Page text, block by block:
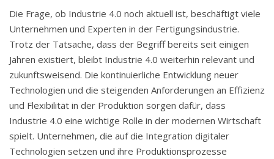
Die Frage, ob Industrie 4.0 noch aktuell ist, beschäftigt viele
Unternehmen und Experten in der Fertigungsindustrie.
Trotz der Tatsache, dass der Begriff bereits seit einigen
Jahren existiert, bleibt Industrie 4.0 weiterhin relevant und
zukunftsweisend. Die kontinuierliche Entwicklung neuer
Technologien und die steigenden Anforderungen an Effizienz
und Flexibilität in der Produktion sorgen dafür, dass
Industrie 4.0 eine wichtige Rolle in der modernen Wirtschaft
spielt. Unternehmen, die auf die Integration digitaler
Technologien setzen und ihre Produktionsprozesse